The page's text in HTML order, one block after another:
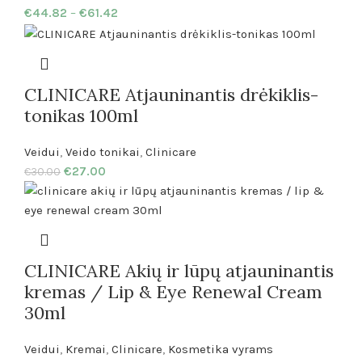
€44.82 – €61.42
CLINICARE Atjauninantis drėkiklis-
tonikas 100ml
Veidui, Veido tonikai, Clinicare
€30.00 €27.00
CLINICARE Akių ir lūpų atjauninantis
kremas / Lip & Eye Renewal Cream
30ml
Veidui, Kremai, Clinicare, Kosmetika vyrams